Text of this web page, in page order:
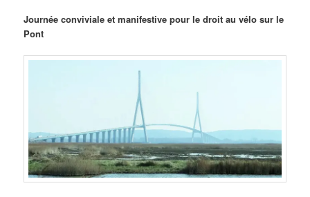
Journée conviviale et manifestive pour le droit au vélo sur le
Pont